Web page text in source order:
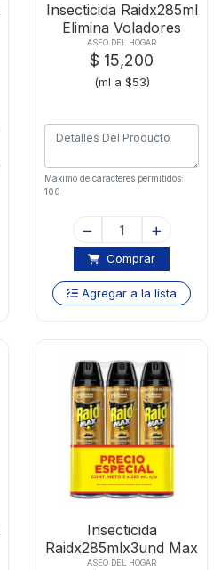
Insecticida Raidx285ml
Elimina Voladores
ASEO DEL HOGAR
$ 15,200
(ml a $53)
Maximo de caracteres permitidos:
100
Comprar
Agregar a la lista
Insecticida
Raidx285mlx3und Max
ASEO DEL HOGAR